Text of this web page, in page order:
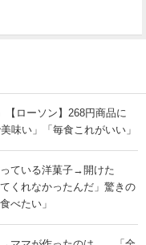
【ローソン】268円商品に
い」「毎食これがいい」
っている洋菓子→開けた
れなかったんだ」驚きの
べたい」